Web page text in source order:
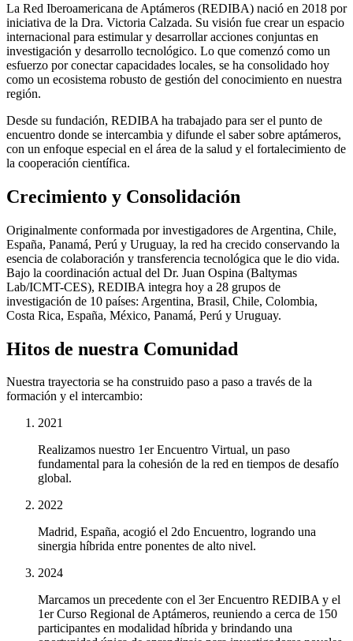
La Red Iberoamericana de Aptámeros (REDIBA) nació en 2018 por
iniciativa de la Dra. Victoria Calzada. Su visión fue crear un espacio
internacional para estimular y desarrollar acciones conjuntas en
investigación y desarrollo tecnológico. Lo que comenzó como un
esfuerzo por conectar capacidades locales, se ha consolidado hoy
como un ecosistema robusto de gestión del conocimiento en nuestra
región.
Desde su fundación, REDIBA ha trabajado para ser el punto de
encuentro donde se intercambia y difunde el saber sobre aptámeros,
con un enfoque especial en el área de la salud y el fortalecimiento de
la cooperación científica.
Crecimiento y Consolidación
Originalmente conformada por investigadores de Argentina, Chile,
España, Panamá, Perú y Uruguay, la red ha crecido conservando la
esencia de colaboración y transferencia tecnológica que le dio vida.
Bajo la coordinación actual del Dr. Juan Ospina (Baltymas
Lab/ICMT-CES), REDIBA integra hoy a 28 grupos de
investigación de 10 países: Argentina, Brasil, Chile, Colombia,
Costa Rica, España, México, Panamá, Perú y Uruguay.
Hitos de nuestra Comunidad
Nuestra trayectoria se ha construido paso a paso a través de la
formación y el intercambio:
2021
Realizamos nuestro 1er Encuentro Virtual, un paso
fundamental para la cohesión de la red en tiempos de desafío
global.
2022
Madrid, España, acogió el 2do Encuentro, logrando una
sinergia híbrida entre ponentes de alto nivel.
2024
Marcamos un precedente con el 3er Encuentro REDIBA y el
1er Curso Regional de Aptámeros, reuniendo a cerca de 150
participantes en modalidad híbrida y brindando una